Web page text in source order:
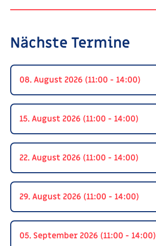
Nächste Termine
08. August 2026 (11:00 - 14:00)
15. August 2026 (11:00 - 14:00)
22. August 2026 (11:00 - 14:00)
29. August 2026 (11:00 - 14:00)
05. September 2026 (11:00 - 14:00)